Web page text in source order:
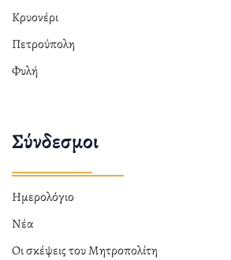
Κρυονέρι
Πετρούπολη
Φυλή
Σύνδεσμοι
Ημερολόγιο
Νέα
Οι σκέψεις του Μητροπολίτη